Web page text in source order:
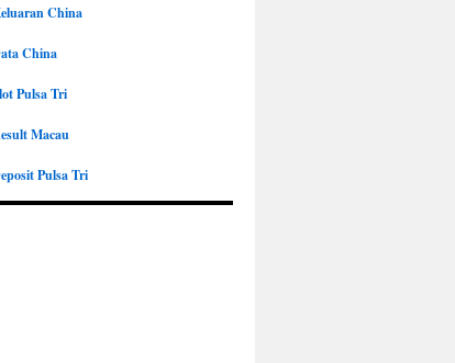
China
China
Pulsa Tri
Macau
Pulsa Tri